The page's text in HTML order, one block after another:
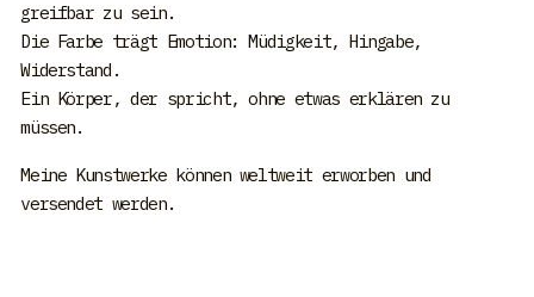
greifbar zu sein.
Die Farbe trägt Emotion: Müdigkeit, Hingabe,
Widerstand.
Ein Körper, der spricht, ohne etwas erklären zu
müssen.
Meine Kunstwerke können weltweit erworben und
versendet werden.